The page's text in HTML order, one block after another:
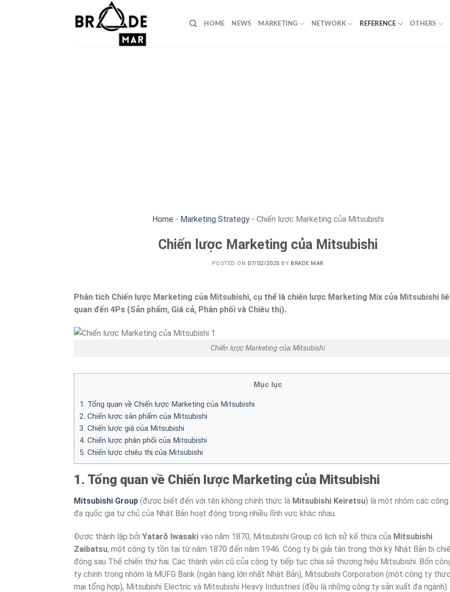
HOME NEWS MARKETING NETWORK REFERENCE OTHERS
Home - Marketing Strategy- Chiến lược Marketing của Mitsubishi
Chiến lược Marketing của Mitsubishi
POSTED ON 07/02/2025 BY BRADE MAR
Phân tích Chiến lược Marketing của Mitsubishi, cụ thể là chiến lược Marketing Mix của Mitsubishi
quan đến 4Ps (Sản phẩm, Giá cả, Phân phối và Chiêu thị).
Chiến lược Marketing của Mitsubishi
Mục lục
1. Tổng quan về Chiến lược Marketing của Mitsubishi
2. Chiến lược sản phẩm của Mitsubishi
3. Chiến lược giá của Mitsubishi
4. Chiến lược phân phối của Mitsubishi
5. Chiến lược chiêu thị của Mitsubishi
1. Tổng quan về Chiến lược Marketing của Mitsubishi
Mitsubishi Group (được biết đến với tên không chính thức là Mitsubishi Keiretsu) là một nhóm các
đa quốc gia tự chủ của Nhật Bản hoạt động trong nhiều lĩnh vực khác nhau.
Được thành lập bởi Yatarō Iwasaki vào năm 1870, Mitsubishi Group có lịch sử kế thừa của Mitsubishi
Zaibatsu, một công ty tồn tại từ năm 1870 đến năm 1946. Công ty bị giải tán trong thời kỳ Nhật Bản bị
đóng sau Thế chiến thứ hai. Các thành viên cũ của công ty tiếp tục chia sẻ thương hiệu Mitsubishi. Bốn
ty chính trong nhóm là MUFG Bank (ngân hàng lớn nhất Nhật Bản), Mitsubishi Corporation (một công ty
mại tổng hợp), Mitsubishi Electric và Mitsubishi Heavy Industries (đều là những công ty sản xuất đa ngành).